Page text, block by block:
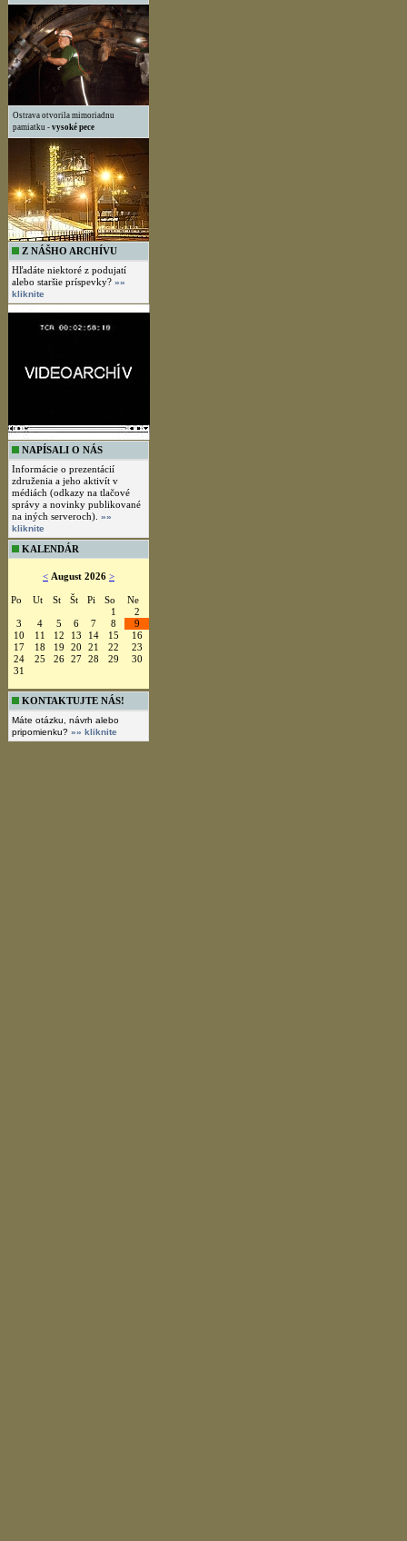
Ostrava otvorila mimoriadnu
pamiatku - vysoké pece
Z NÁŠHO ARCHÍVU
Hľadáte niektoré z podujatí
alebo staršie príspevky? »»
kliknite
NAPÍSALI O NÁS
Informácie o prezentácií
združenia a jeho aktivít v
médiách (odkazy na tlačové
správy a novinky publikované
na iných serveroch). »»
kliknite
KALENDÁR
< August 2026 >
Po Ut St Št Pi So
Ne
1
2
3
4 5 6 7 8
9
10
11 12 13 14 15
16
17
18 19 20 21 22
23
24
25 26 27 28 29
30
31
KONTAKTUJTE NÁS!
Máte otázku, návrh alebo
pripomienku? »» kliknite